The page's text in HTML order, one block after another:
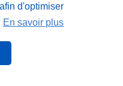
d'optimiser
En savoir plus